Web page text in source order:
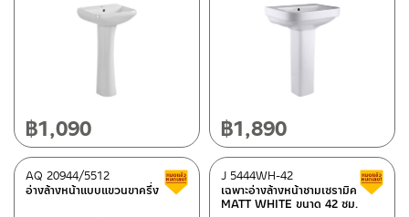
฿1,090 ฿1,890
อ่างล้างหน้าแบบแขวนขาครึ่ง
AQ 20944/5512 สินค้าลดราคา เคลียร์สต็อก
เฉพาะอ่างล้างหน้าชามเซรามิค
MATT WHITE ขนาด 42 ซม.
J 5444WH-42